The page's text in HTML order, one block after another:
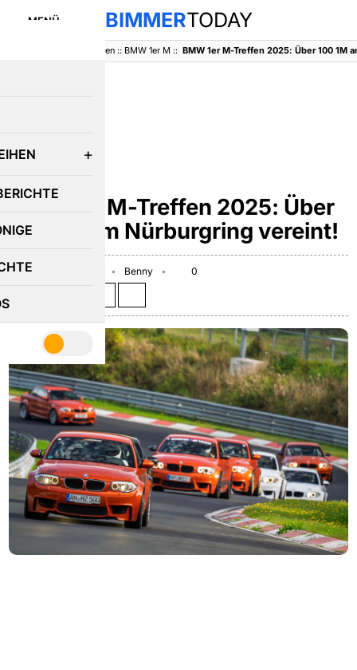
MENÜ BIMMERTODAY
Baureihen:: BMW 1er M ::
BMW 1er M-Treffen 2025: Über
100 1M am Nürburgring vereint!
September 26, 2025 Benny
0